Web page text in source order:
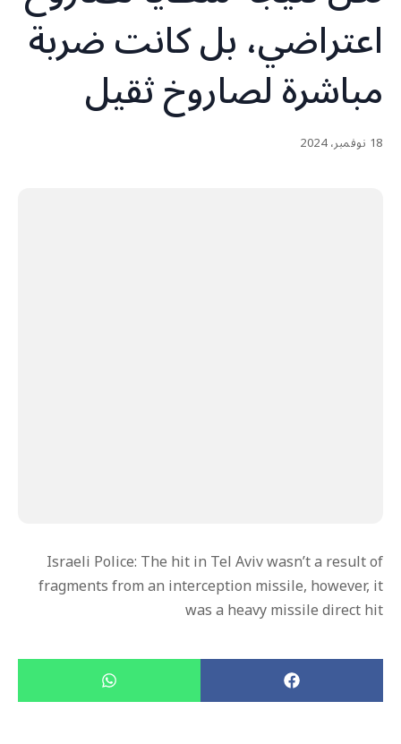
اعتراضي، بل كانت ضربة
مباشرة لصاروخ ثقيل
18 نوفمبر، 2024
Israeli Police: The hit in Tel Aviv wasn’t a result of
fragments from an interception missile, however, it
was a heavy missile direct hit